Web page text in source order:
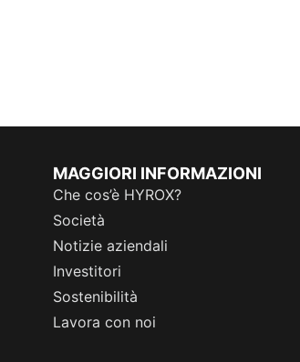
MAGGIORI INFORMAZIONI
Che cos’è HYROX?
Società
Notizie aziendali
Investitori
Sostenibilità
Lavora con noi